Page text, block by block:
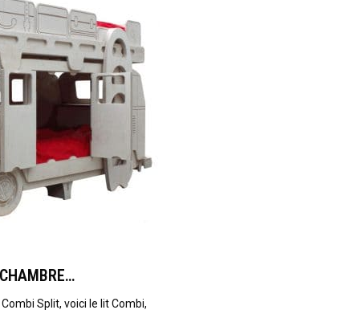
Split, voici le lit Combi,